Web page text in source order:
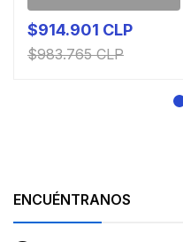
$914.901 CLP
$983.765 CLP
ENCUÉNTRANOS